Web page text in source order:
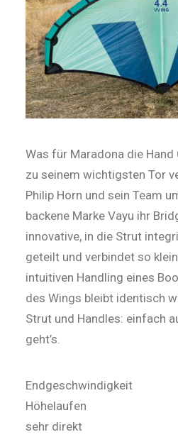
Was für Maradona die
zu seinem wichtigsten Tor
Philip Horn und sein Team
backene Marke Vayu ihr
innovative, in die Strut
geteilt und verbindet so
intuitiven Handling eines
des Wings bleibt identisch
Strut und Handles: einfach
geht’s.
Endgeschwindigkeit
Höhelaufen
sehr direkt